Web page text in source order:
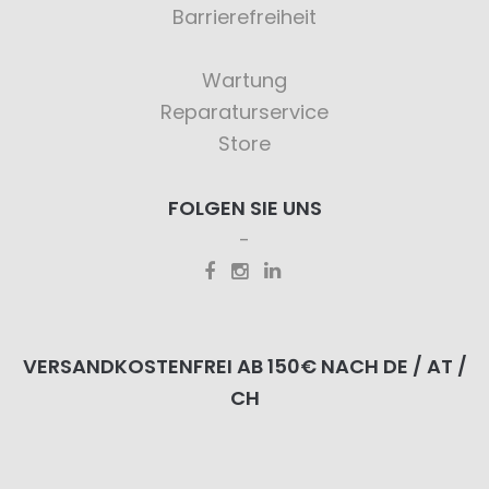
Barrierefreiheit
Wartung
Reparaturservice
Store
FOLGEN SIE UNS
VERSANDKOSTENFREI AB 150€ NACH DE / AT /
CH